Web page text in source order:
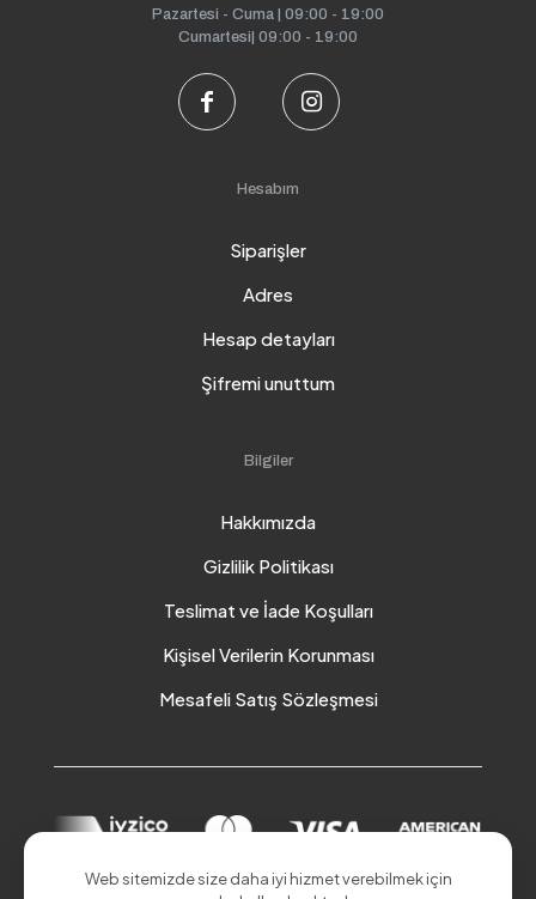
Pazartesi - Cuma | 09:00 - 19:00
Cumartesi| 09:00 - 19:00
Hesabım
Siparişler
Adres
Hesap detayları
Şifremi unuttum
Bilgiler
Hakkımızda
Gizlilik Politikası
Teslimat ve İade Koşulları
Kişisel Verilerin Korunması
Mesafeli Satış Sözleşmesi
Web sitemizde size daha iyi hizmet verebilmek için